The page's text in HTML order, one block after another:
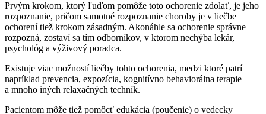
Prvým krokom, ktorý ľuďom pomôže toto ochorenie zdolať, je jeho
rozpoznanie, pričom samotné rozpoznanie choroby je v liečbe
ochorení tiež krokom zásadným. Akonáhle sa ochorenie správne
rozpozná, zostaví sa tím odborníkov, v ktorom nechýba lekár,
psychológ a výživový poradca.
Existuje viac možností liečby tohto ochorenia, medzi ktoré patrí
napríklad prevencia, expozícia, kognitívno behaviorálna terapie
a mnoho iných relaxačných techník.
Pacientom môže tiež pomôcť edukácia (poučenie) o vedecky